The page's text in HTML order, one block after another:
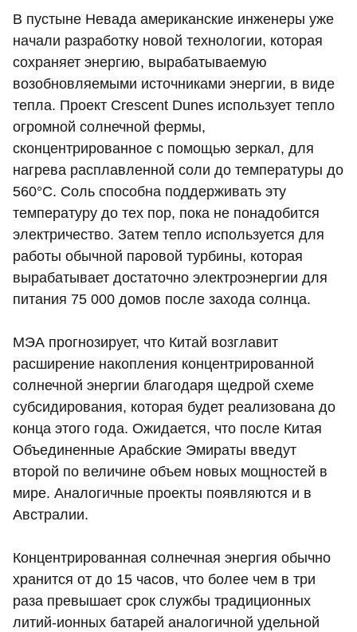
В пустыне Невада американские инженеры уже
начали разработку новой технологии, которая
сохраняет энергию, вырабатываемую
возобновляемыми источниками энергии, в виде
тепла. Проект Crescent Dunes использует тепло
огромной солнечной фермы,
сконцентрированное с помощью зеркал, для
нагрева расплавленной соли до температуры до
560°C. Соль способна поддерживать эту
температуру до тех пор, пока не понадобится
электричество. Затем тепло используется для
работы обычной паровой турбины, которая
вырабатывает достаточно электроэнергии для
питания 75 000 домов после захода солнца.
МЭА прогнозирует, что Китай возглавит
расширение накопления концентрированной
солнечной энергии благодаря щедрой схеме
субсидирования, которая будет реализована до
конца этого года. Ожидается, что после Китая
Объединенные Арабские Эмираты введут
второй по величине объем новых мощностей в
мире. Аналогичные проекты появляются и в
Австралии.
Концентрированная солнечная энергия обычно
хранится от до 15 часов, что более чем в три
раза превышает срок службы традиционных
литий-ионных батарей аналогичной удельной